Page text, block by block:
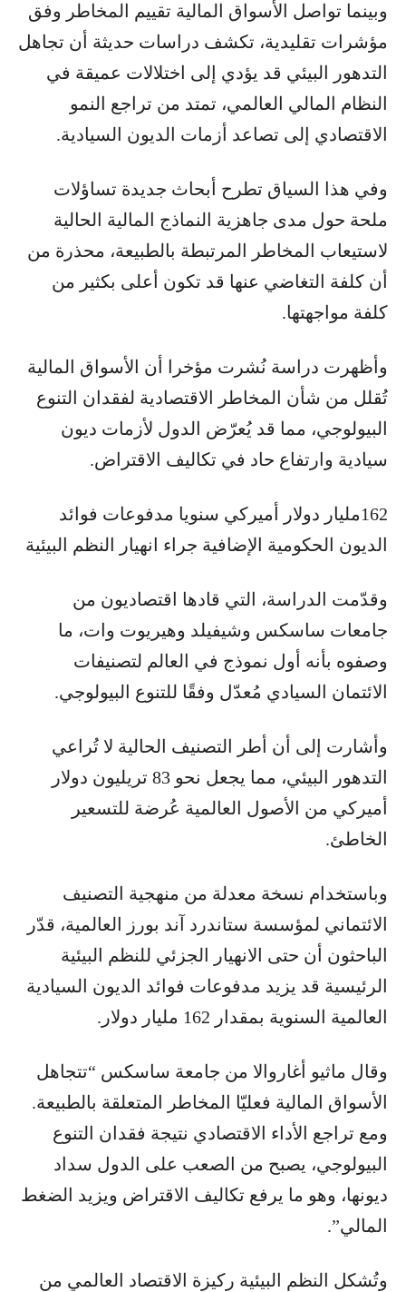
وبينما تواصل الأسواق المالية تقييم المخاطر وفق
مؤشرات تقليدية، تكشف دراسات حديثة أن تجاهل
التدهور البيئي قد يؤدي إلى اختلالات عميقة في
النظام المالي العالمي، تمتد من تراجع النمو
الاقتصادي إلى تصاعد أزمات الديون السيادية.
وفي هذا السياق تطرح أبحاث جديدة تساؤلات
ملحة حول مدى جاهزية النماذج المالية الحالية
لاستيعاب المخاطر المرتبطة بالطبيعة، محذرة من
أن كلفة التغاضي عنها قد تكون أعلى بكثير من
كلفة مواجهتها.
وأظهرت دراسة نُشرت مؤخرا أن الأسواق المالية
تُقلل من شأن المخاطر الاقتصادية لفقدان التنوع
البيولوجي، مما قد يُعرّض الدول لأزمات ديون
سيادية وارتفاع حاد في تكاليف الاقتراض.
162مليار دولار أميركي سنويا مدفوعات فوائد
الديون الحكومية الإضافية جراء انهيار النظم البيئية
وقدّمت الدراسة، التي قادها اقتصاديون من
جامعات ساسكس وشيفيلد وهيريوت وات، ما
وصفوه بأنه أول نموذج في العالم لتصنيفات
الائتمان السيادي مُعدّل وفقًا للتنوع البيولوجي.
وأشارت إلى أن أطر التصنيف الحالية لا تُراعي
التدهور البيئي، مما يجعل نحو 83 تريليون دولار
أميركي من الأصول العالمية عُرضة للتسعير
الخاطئ.
وباستخدام نسخة معدلة من منهجية التصنيف
الائتماني لمؤسسة ستاندرد آند بورز العالمية، قدّر
الباحثون أن حتى الانهيار الجزئي للنظم البيئية
الرئيسية قد يزيد مدفوعات فوائد الديون السيادية
العالمية السنوية بمقدار 162 مليار دولار.
وقال ماثيو أغاروالا من جامعة ساسكس “تتجاهل
الأسواق المالية فعليّا المخاطر المتعلقة بالطبيعة.
ومع تراجع الأداء الاقتصادي نتيجة فقدان التنوع
البيولوجي، يصبح من الصعب على الدول سداد
ديونها، وهو ما يرفع تكاليف الاقتراض ويزيد الضغط
المالي”.
وتُشكل النظم البيئية ركيزة الاقتصاد العالمي من